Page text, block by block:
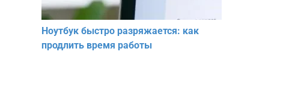
Ноутбук быстро разряжается: как
продлить время работы